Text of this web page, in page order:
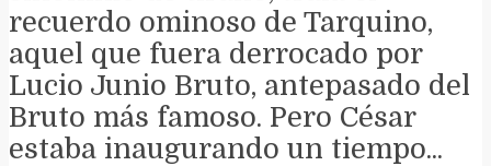
recuerdo ominoso de Tarquino,
aquel que fuera derrocado por
Lucio Junio Bruto, antepasado del
Bruto más famoso. Pero César
estaba inaugurando un tiempo...